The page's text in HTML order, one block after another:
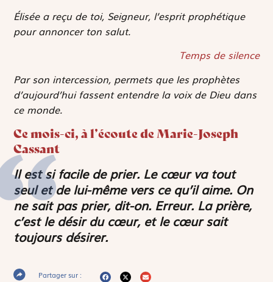
Élisée a reçu de toi, Seigneur, l’esprit prophétique
pour annoncer ton salut.
Temps de silence
Par son intercession, permets que les prophètes
d’aujourd’hui fassent entendre la voix de Dieu dans
ce monde.
Ce mois-ci, à l’écoute de Marie-Joseph
Cassant
Il est si facile de prier. Le cœur va tout
seul et de lui-même vers ce qu’il aime. On
ne sait pas prier, dit-on. Erreur. La prière,
c’est le désir du cœur, et le cœur sait
toujours désirer.
Partager sur :